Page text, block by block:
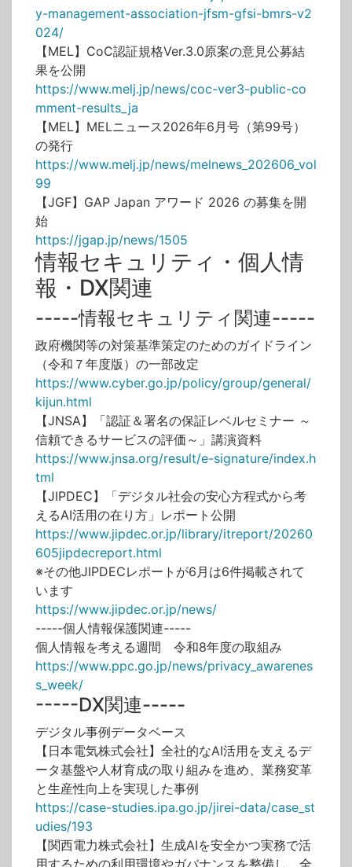
y-management-association-jfsm-gfsi-bmrs-v2
024/
【MEL】CoC認証規格Ver.3.0原案の意見公募結
果を公開
https://www.melj.jp/news/coc-ver3-public-co
mment-results_ja
【MEL】MELニュース2026年6月号（第99号）
の発行
https://www.melj.jp/news/melnews_202606_vol
99
【JGF】GAP Japan アワード 2026 の募集を開
始
https://jgap.jp/news/1505
情報セキュリティ・個人情
報・DX関連
-----情報セキュリティ関連-----
政府機関等の対策基準策定のためのガイドライン
（令和７年度版）の一部改定
https://www.cyber.go.jp/policy/group/general/
kijun.html
【JNSA】「認証＆署名の保証レベルセミナー ～
信頼できるサービスの評価～」講演資料
https://www.jnsa.org/result/e-signature/index.h
tml
【JIPDEC】「デジタル社会の安心方程式から考
えるAI活用の在り方」レポート公開
https://www.jipdec.or.jp/library/itreport/20260
605jipdecreport.html
※その他JIPDECレポートが6月は6件掲載されて
います
https://www.jipdec.or.jp/news/
-----個人情報保護関連-----
個人情報を考える週間 令和8年度の取組み
https://www.ppc.go.jp/news/privacy_awarenes
s_week/
-----DX関連-----
デジタル事例データベース
【日本電気株式会社】全社的なAI活用を支えるデ
ータ基盤や人材育成の取り組みを進め、業務変革
と生産性向上を実現した事例
https://case-studies.ipa.go.jp/jirei-data/case_st
udies/193
【関西電力株式会社】生成AIを安全かつ実務で活
用するための利用環境やガバナンスを整備し、全